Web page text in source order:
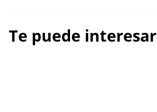
Te puede interesar